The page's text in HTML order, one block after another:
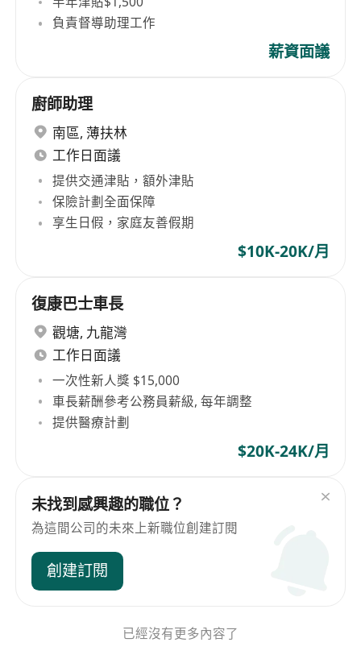
負責督導助理工作
薪資面議
廚師助理
南區, 薄扶林
工作日面議
提供交通津貼，額外津貼
保險計劃全面保障
享生日假，家庭友善假期
$10K-20K/月
復康巴士車長
觀塘, 九龍灣
工作日面議
一次性新人獎 $15,000
車長薪酬參考公務員薪級, 每年調整
提供醫療計劃
$20K-24K/月
未找到感興趣的職位？
為這間公司的未來上新職位創建訂閱
創建訂閱
已經沒有更多內容了